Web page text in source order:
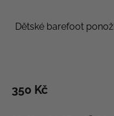
Dětské barefoot
350 Kč